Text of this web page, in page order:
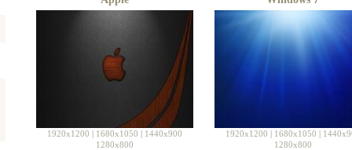
1920x1200 | 1680x1050 | 1440x900
1280x800
1920x1200 | 1680x1050 |
1280x800